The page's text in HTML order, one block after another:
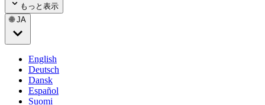
もっと表示
🌐 JA
English
Deutsch
Dansk
Español
Suomi